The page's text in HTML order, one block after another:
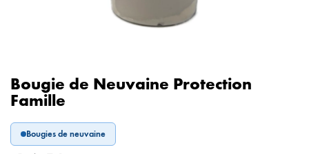
Bougie de Neuvaine Protection
Famille
Bougies de neuvaine